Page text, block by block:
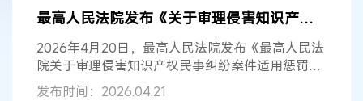
最高人民法院发布《关于审理侵害知识产权民事纠纷案件适用惩罚性赔偿的解释》
2026年4月20日，最高人民法院发布《最高人民法
院关于审理侵害知识产权民事纠纷案件适用惩罚性
赔偿的解释》（法释〔2026〕7号）。...
发布时间：2026.04.21